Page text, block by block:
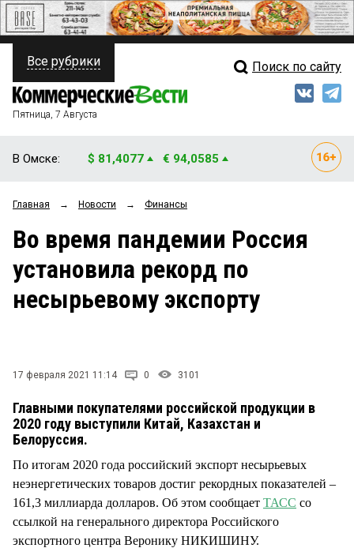
ПОЛИТИКА
ФИНАНСЫ
ОБЩЕСТВО
ЗАКОН
Свежий выпуск
Рейтинги
Блоги
Архив
Все рубрики Поиск по сайту
Пятница, 7 Августа
В Омске: $ 81,4077 € 94,0585
Главная → Новости → Финансы
Во время пандемии Россия
установила рекорд по
несырьевому экспорту
17 февраля 2021 11:14 0 3101
Главными покупателями российской продукции в
2020 году выступили Китай, Казахстан и
Белоруссия.
По итогам 2020 года российский экспорт несырьевых
неэнергетических товаров достиг рекордных показателей –
161,3 миллиарда долларов. Об этом сообщает ТАСС со
ссылкой на генерального директора Российского
экспортного центра Веронику НИКИШИНУ.